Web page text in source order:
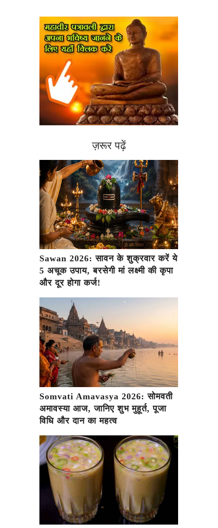
ज़रूर पढ़ें
Sawan 2026: सावन के शुक्रवार करें ये
5 अचूक उपाय, बरसेगी मां लक्ष्मी की कृपा
और दूर होगा कर्ज!
Somvati Amavasya 2026: सोमवती
अमावस्या आज, जानिए शुभ मुहूर्त, पूजा
विधि और दान का महत्व